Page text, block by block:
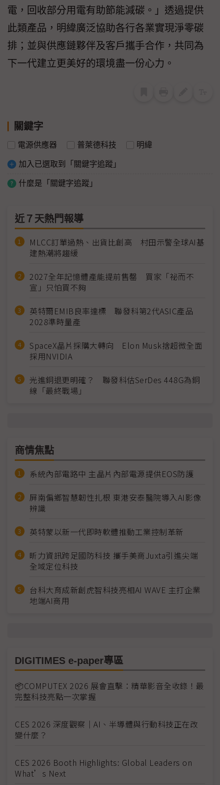
電，回收部分用電有助節能減碳。」透過提供
此類產品，明緯廣泛協助各行各業實現淨零碳
排；並與供應鏈夥伴及客戶攜手合作，共同為
下一代建立更美好的環境盡一份心力。
關鍵字
電源供應器 普萊德科技 明緯
加入已選取到「關鍵字追蹤」
什麼是「關鍵字追蹤」
近７天熱門報導
MLCC訂單過熱、出貨比創高 村田示警全球AI基
建熱潮將趨緩
2027全年記憶體產能提前售罄 買家「祕而不
宣」只怕買不夠
英特爾EMIB良率達標 聯發科第2代ASIC產品
2028準時量產
SpaceX晶片採購大轉向 Elon Musk捨超微全面
採用NVIDIA
光進銅退更明確？ 聯發科估SerDes 448G為銅
線「最終戰場」
商情焦點
系統內部電路中 主晶片內部電源提供EOS防護
屏南偏鄉智慧韌性扎根 東港安泰醫院導入AI影像
辨識
英特蒙以新一代即時軟體推動工業控制革新
昕力資訊跨足國防科技 攜手美商Juxta引進尖端
全域定位科技
台科大育成新創虎智科技亮相AI WAVE 主打企業
地端AI商用
DIGITIMES e-paper專區
📦COMPUTEX 2026 展會直擊：精華影音全收錄！最
完整科技亮點一次掌握
CES 2026 深度觀察｜AI、半導體與行動科技正在改
變什麼？
CES 2026 Booth Highlights: Global Leaders on
What’s Next